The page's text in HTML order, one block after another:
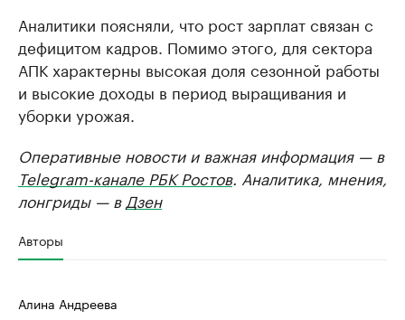
Аналитики поясняли, что рост зарплат связан с
дефицитом кадров. Помимо этого, для сектора
АПК характерны высокая доля сезонной работы
и высокие доходы в период выращивания и
уборки урожая.
Оперативные новости и важная информация — в
Telegram-канале РБК Ростов. Аналитика, мнения,
лонгриды — в Дзен
Авторы
Алина Андреева